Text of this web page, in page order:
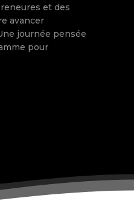
et des
avancer
journée pensée